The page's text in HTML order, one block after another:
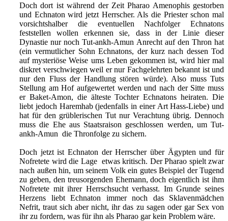
Doch dort ist während der Zeit Pharao Amenophis gestorben
und Echnaton wird jetzt Herrscher. Als die Priester schon mal
vorsichtshalber die eventuellen Nachfolger Echnatons
feststellen wollen erkennen sie, dass in der Linie dieser
Dynastie nur noch Tut-ankh-Amun Anrecht auf den Thron hat
(ein vermutlicher Sohn Echnatons, der kurz nach dessen Tod
auf mysteriöse Weise ums Leben gekommen ist, wird hier mal
diskret verschwiegen weil er nur Fachgelehrten bekannt ist und
nur den Fluss der Handlung stören würde). Also muss Tuts
Stellung am Hof aufgewertet werden und nach der Sitte muss
er Baket-Amon, die älteste Tochter Echnatons heiraten. Die
liebt jedoch Haremhab (jedenfalls in einer Art Hass-Liebe) und
hat für den grüblerischen Tut nur Verachtung übrig. Dennoch
muss die Ehe aus Staatsraison geschlossen werden, um Tut-
ankh-Amun die Thronfolge zu sichern.
Doch jetzt ist Echnaton der Herrscher über Ägypten und für
Nofretete wird die Lage etwas kritisch. Der Pharao spielt zwar
nach außen hin, um seinem Volk ein gutes Beispiel der Tugend
zu geben, den treusorgenden Ehemann, doch eigentlich ist ihm
Nofretete mit ihrer Herrschsucht verhasst. Im Grunde seines
Herzens liebt Echnaton immer noch das Sklavenmädchen
Nefrit, traut sich aber nicht, ihr das zu sagen oder gar Sex von
ihr zu fordern, was für ihn als Pharao gar kein Problem wäre.